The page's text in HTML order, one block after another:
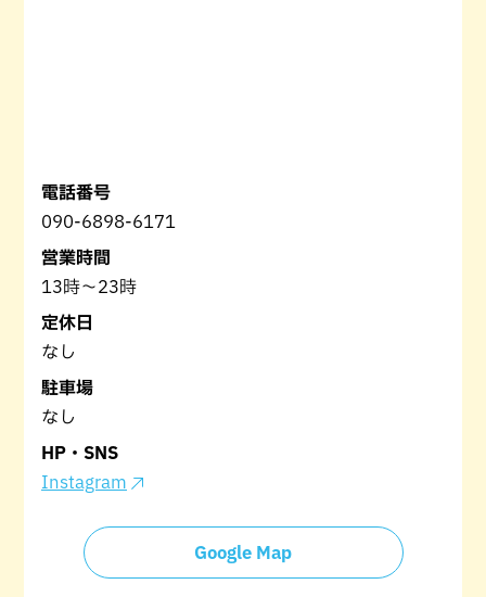
電話番号
090-6898-6171
営業時間
13時〜23時
定休日
なし
駐車場
なし
HP・SNS
Instagram
Google Map